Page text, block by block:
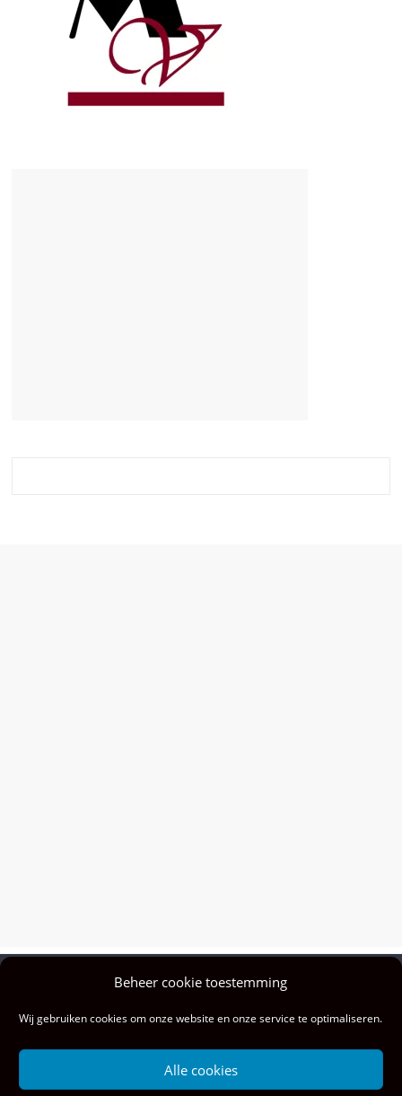
Beheer cookie toestemming
Wij gebruiken cookies om onze website en onze service te optimaliseren.
Alle cookies
gebruiken, ga je akkoord met het gebruik hiervan.